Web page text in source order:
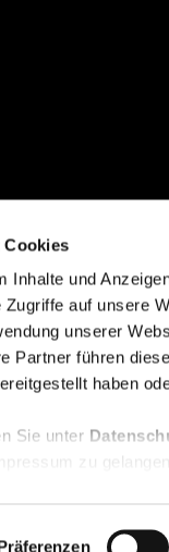
Cookies
Inhalte und
auf unsere
unserer
Partner führen
haben
Sie unter
zu gelangen.